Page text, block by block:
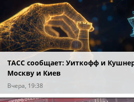
ТАСС сообщает: Уиткофф и
Москву и Киев
Вчера, 19:38